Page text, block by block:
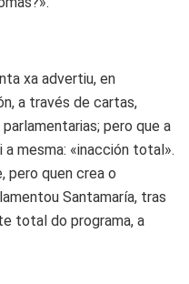
xa advertiu, en
a través de cartas,
pero que a
mesma: «inacción total».
pero quen crea o
Santamaría, tras
total do programa, a